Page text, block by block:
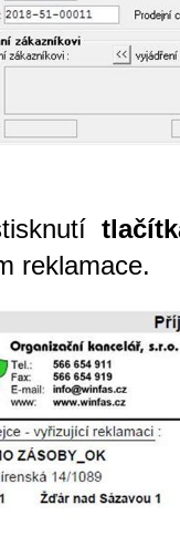
reklamace.